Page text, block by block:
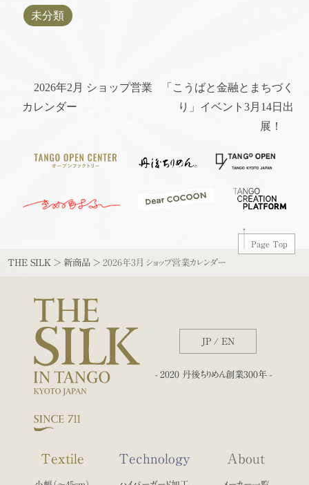
未分類
2026年2月 ショップ営業
カレンダー
「こうばと金融とまちづく
り」イベント3月14日出
展！
Page Top
THE SILK > 新商品 >2026年3月 ショップ営業カレンダー
JP /EN
- 2020 丹後ちりめん創業300年 -
Textile Technology About